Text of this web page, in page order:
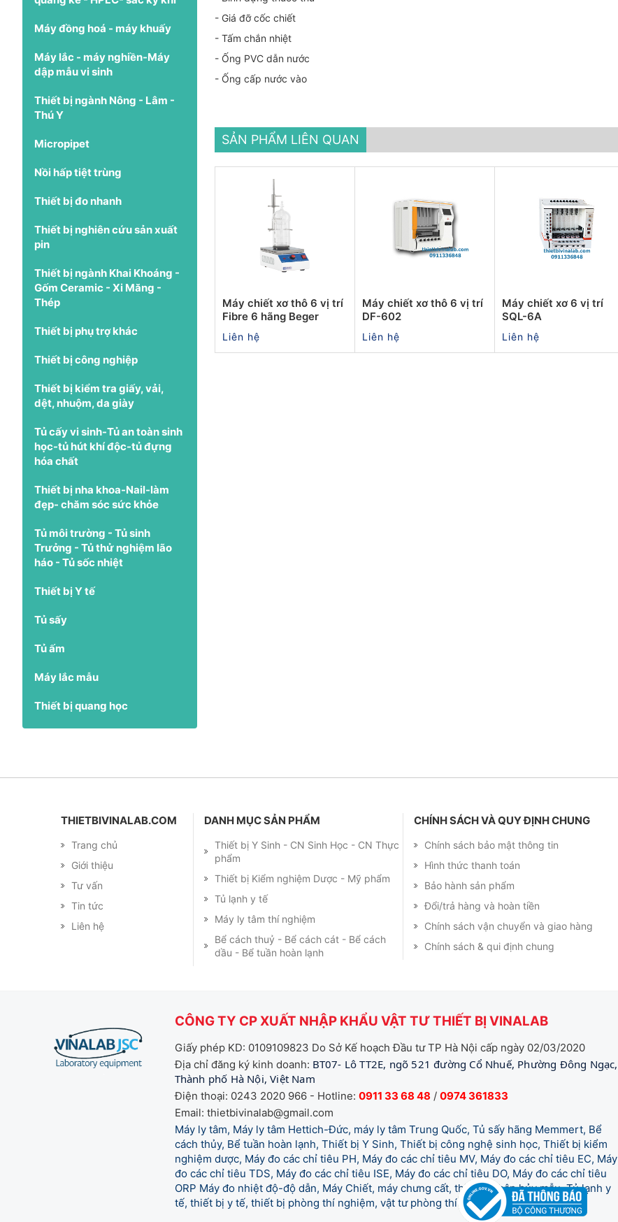
Máy đồng hoá - máy khuấy
Máy lắc - máy nghiền-Máy
dập mẫu vi sinh
Thiết bị ngành Nông - Lâm -
Thú Y
Micropipet
Nồi hấp tiệt trùng
Thiết bị đo nhanh
Thiết bị nghiên cứu sản xuất
pin
Thiết bị ngành Khai Khoáng -
Gốm Ceramic - Xi Măng -
Thép
Thiết bị phụ trợ khác
Thiết bị công nghiệp
Thiết bị kiểm tra giấy, vải,
dệt, nhuộm, da giày
Tủ cấy vi sinh-Tủ an toàn sinh
học-tủ hút khí độc-tủ đựng
hóa chất
Thiết bị nha khoa-Nail-làm
đẹp- chăm sóc sức khỏe
Tủ môi trường - Tủ sinh
Trưởng - Tủ thử nghiệm lão
háo - Tủ sốc nhiệt
Thiết bị Y tế
Tủ sấy
Tủ ấm
Máy lắc mẫu
Thiết bị quang học
- Giá đỡ cốc chiết
- Tấm chắn nhiệt
- Ống PVC dẫn nước
- Ống cấp nước vào
SẢN PHẨM LIÊN QUAN
Máy chiết xơ thô 6 vị trí
Fibre 6 hãng Beger
Liên hệ
Máy chiết xơ thô 6 vị trí
DF-602
Liên hệ
Máy chiết xơ 6 vị trí
SQL-6A
Liên hệ
THIETBIVINALAB.COM
Trang chủ
Giới thiệu
Tư vấn
Tin tức
Liên hệ
DANH MỤC SẢN PHẨM
Thiết bị Y Sinh - CN Sinh Học - CN Thực
phẩm
Thiết bị Kiểm nghiệm Dược - Mỹ phẩm
Tủ lạnh y tế
Máy ly tâm thí nghiệm
Bể cách thuỷ - Bể cách cát - Bể cách
dầu - Bể tuần hoàn lạnh
CHÍNH SÁCH VÀ QUY ĐỊNH CHUNG
Chính sách bảo mật thông tin
Hình thức thanh toán
Bảo hành sản phẩm
Đổi/trả hàng và hoàn tiền
Chính sách vận chuyển và giao hàng
Chính sách & qui định chung
CÔNG TY CP XUẤT NHẬP KHẨU VẬT TƯ THIẾT BỊ VINALAB
Giấy phép KD: 0109109823 Do Sở Kế hoạch Đầu tư TP Hà Nội cấp ngày 02/03/2020
Địa chỉ đăng ký kinh doanh: BT07- Lô TT2E, ngõ 521 đường Cổ Nhuế, Phường Đông Ngạc,
Thành phố Hà Nội, Việt Nam
Điện thoại: 0243 2020 966 - Hotline: 0911 33 68 48 / 0974 361833
Email: thietbivinalab@gmail.com
Máy ly tâm, Máy ly tâm Hettich-Đức, máy ly tâm Trung Quốc, Tủ sấy hãng Memmert, Bể
cách thủy, Bể tuần hoàn lạnh, Thiết bị Y Sinh, Thiết bị công nghệ sinh học, Thiết bị kiểm
nghiệm dược, Máy đo các chỉ tiêu PH, Máy đo các chỉ tiêu MV, Máy đo các chỉ tiêu EC, Máy
đo các chỉ tiêu TDS, Máy đo các chỉ tiêu ISE, Máy đo các chỉ tiêu DO, Máy đo các chỉ tiêu
ORP Máy đo nhiệt độ-độ dẫn, Máy Chiết, máy chưng cất, thiết bị phân hủy mẫu, Tủ lạnh y
tế, thiết bị y tế, thiết bị phòng thí nghiệm, vật tư phòng thí nghiệm, vật tư y tế.